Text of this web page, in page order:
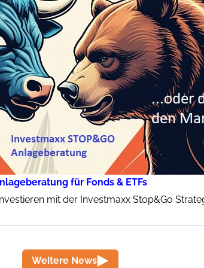
für Fonds & ETFs
mit der Investmaxx Stop&Go
Weitere News